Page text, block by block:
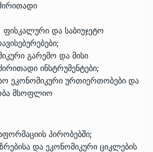
და საბიუჯეტო
გარემო და მისი
ინსტრუმენტები;
ეკონომიკური ურთიერთობები და
მსოფლიო
პირობებში;
და ეკონომიკური ციკლების